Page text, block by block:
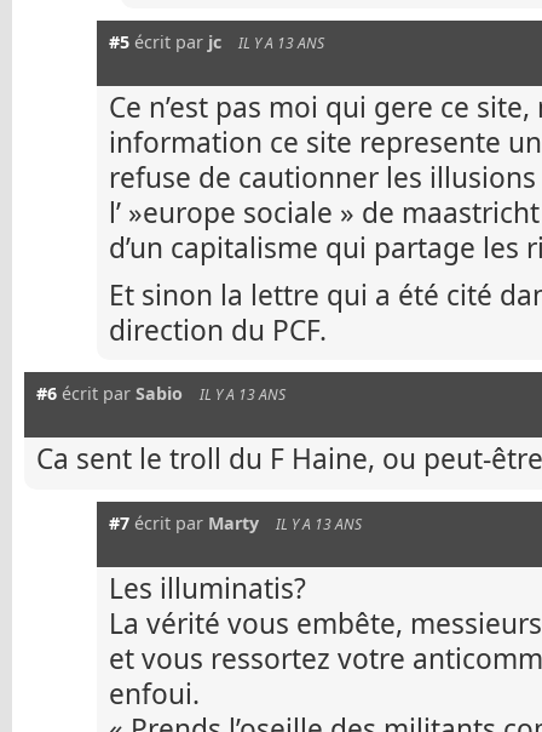
#5 écrit par jc IL Y A 13 ANS
Ce n’est pas moi qui gere ce
information ce site represente
refuse de cautionner les
l’ »europe sociale » de
d’un capitalisme qui partage les
Et sinon la lettre qui a été cité
direction du PCF.
#6 écrit par Sabio IL Y A 13 ANS
Ca sent le troll du F Haine, ou peut-
#7 écrit par Marty IL Y A 13 ANS
Les illuminatis?
La vérité vous embête,
et vous ressortez votre
enfoui.